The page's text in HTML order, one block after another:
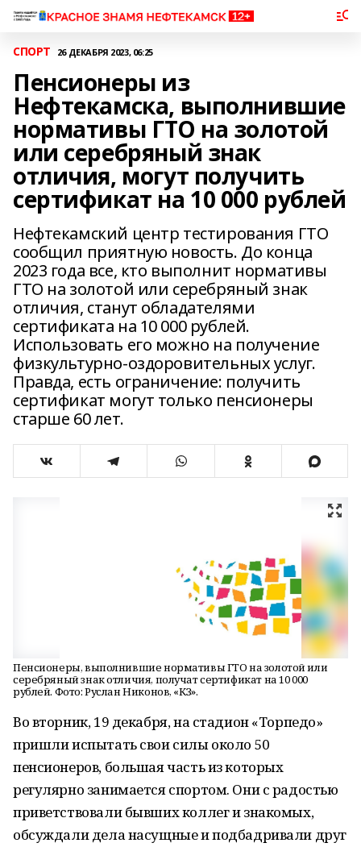
СПОРТ 26 ДЕКАБРЯ 2023, 06:25
Пенсионеры из
Нефтекамска, выполнившие
нормативы ГТО на золотой
или серебряный знак
отличия, могут получить
сертификат на 10 000 рублей
Нефтекамский центр тестирования ГТО
сообщил приятную новость. До конца
2023 года все, кто выполнит нормативы
ГТО на золотой или серебряный знак
отличия, станут обладателями
сертификата на 10 000 рублей.
Использовать его можно на получение
физкультурно-оздоровительных услуг.
Правда, есть ограничение: получить
сертификат могут только пенсионеры
старше 60 лет.
Пенсионеры, выполнившие нормативы ГТО на золотой или
серебряный знак отличия, получат сертификат на 10 000
рублей. Фото: Руслан Никонов, «КЗ».
Во вторник, 19 декабря, на стадион «Торпедо»
пришли испытать свои силы около 50
пенсионеров, большая часть из которых
регулярно занимается спортом. Они с радостью
приветствовали бывших коллег и знакомых,
обсуждали дела насущные и подбадривали друг